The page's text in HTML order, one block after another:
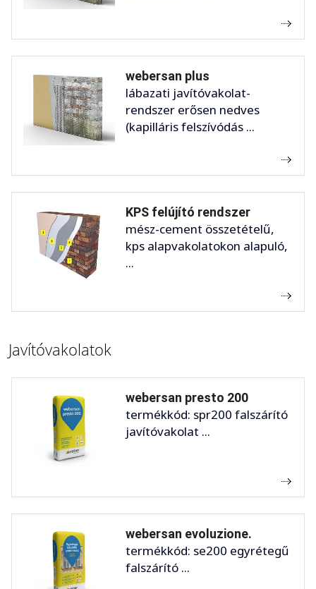
webersan plus
lábazati javítóvakolat-
rendszer erősen nedves
(kapilláris felszívódás ...
KPS felújító rendszer
mész-cement összetételű,
kps alapvakolatokon alapuló,
...
Javítóvakolatok
webersan presto 200
termékkód: spr200 falszárító
javítóvakolat ...
webersan evoluzione.
termékkód: se200 egyrétegű
falszárító ...